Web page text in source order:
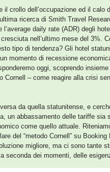
il crollo dell’occupazione ed il calo
ricerca di Smith Travel
l’average daily rate (ADR) degli
nell’ultimo mese del 3%.
tipo di tendenza? Gli hotel
momento di recessione
oggi, scoprendo insieme
Cornell – come reagire alla crisi
da quella statunitense, e
un abbassamento delle tariffe sia
come quello attuale.
del “metodo Cornell” su
migliore, ma ci sono tante
seconda dei momenti, delle